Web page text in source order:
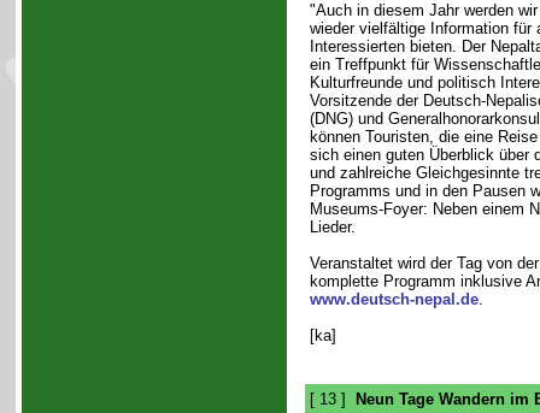
"Auch in diesem Jahr werden
wieder vielfältige Information für
Interessierten bieten. Der
ein Treffpunkt für
Kulturfreunde und politisch
Vorsitzende der Deutsch-
(DNG) und
können Touristen, die eine
sich einen guten Überblick über
und zahlreiche Gleichgesinnte
Programms und in den Pausen
Museums-Foyer: Neben einem
Lieder.
Veranstaltet wird der Tag von
komplette Programm inklusive
www.deutsch-nepal.de.
[ka]
[ 13 ]
Neun Tage Wandern im